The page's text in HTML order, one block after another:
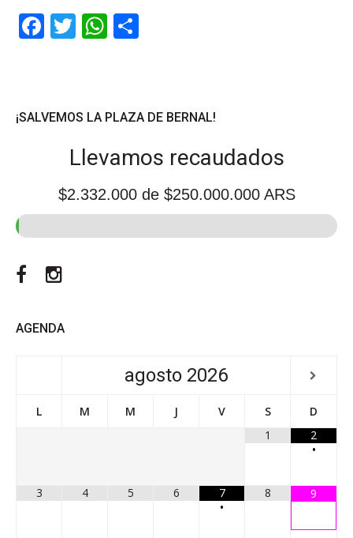
Facebook
TwitterWhatsApp
¡SALVEMOS LA PLAZA DE BERNAL!
Llevamos recaudados
$2.332.000de $250.000.000 ARS
Facebook
AGENDA
agosto 2026
L M M J V S
D
1
2
•
3 4 5 6
7
•
8 9